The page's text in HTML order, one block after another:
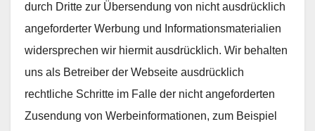
durch Dritte zur Übersendung von nicht ausdrücklich
angeforderter Werbung und Informationsmaterialien
widersprechen wir hiermit ausdrücklich. Wir behalten
uns als Betreiber der Webseite ausdrücklich
rechtliche Schritte im Falle der nicht angeforderten
Zusendung von Werbeinformationen, zum Beispiel